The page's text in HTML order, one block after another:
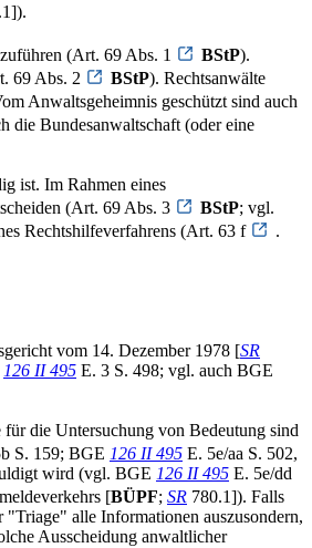
(Art. 69 Abs. 1 BStP).
69 Abs. 2
BStP). Rechtsanwälte
Anwaltsgeheimnis geschützt sind auch
die Bundesanwaltschaft (oder eine
ist. Im Rahmen eines
(Art. 69 Abs. 3
BStP; vgl.
Rechtshilfeverfahrens (Art. 63 f
.
vom 14. Dezember 1978 [SR
126 II 495 E. 3 S. 498; vgl. auch BGE
die Untersuchung von Bedeutung sind
S. 159; BGE 126 II 495 E. 5e/aa S. 502,
wird (vgl. BGE 126 II 495 E. 5e/dd
[BÜPF; SR 780.1]). Falls
alle Informationen auszusondern,
Ausscheidung anwaltlicher